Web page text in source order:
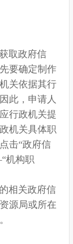
取政府信
要确定制作
关依据其行
此，申请人
行政机关提
机关具体职
击“政府信
机构职
相关政府信
源局或所在